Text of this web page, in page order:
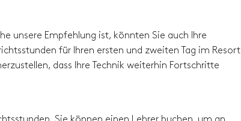
unsere Empfehlung ist, könnten Sie auch Ihre
für Ihren ersten und zweiten Tag im Resort
dass Ihre Technik weiterhin Fortschritte